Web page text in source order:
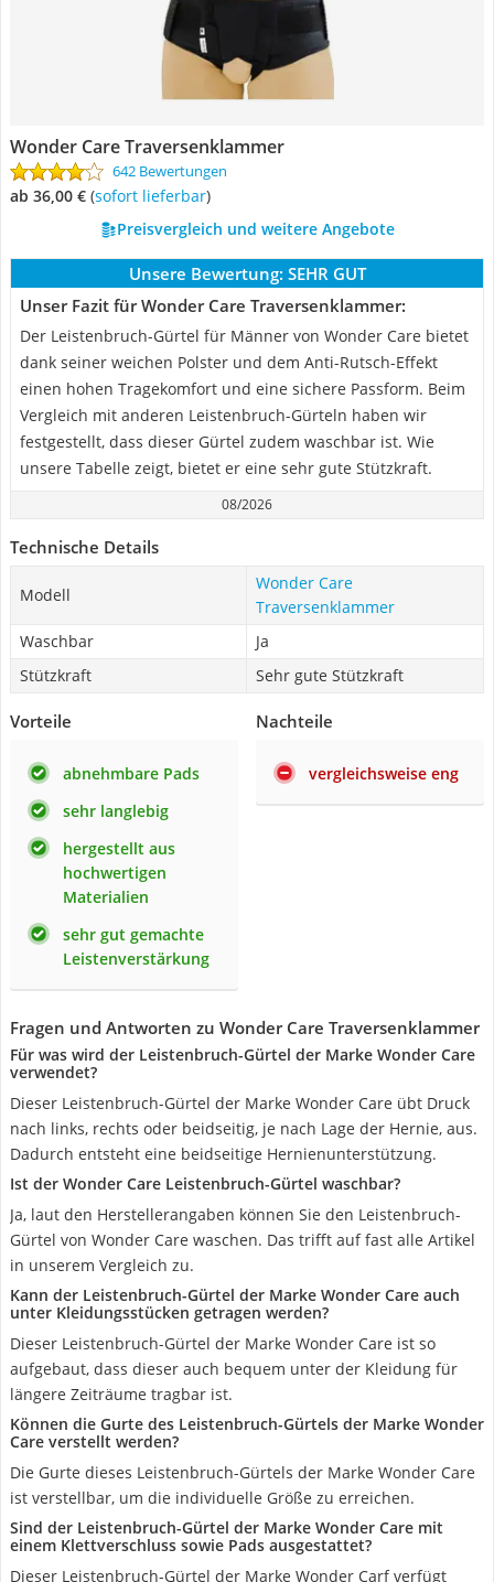
Wonder Care Traversenklammer
642 Bewertungen
ab 36,00 € ( Sofort lieferbar)
Preisvergleich und weitere Angebote
Unsere Bewertung: SEHR GUT
Unser Fazit für Wonder Care Traversenklammer:
Der Leistenbruch-Gürtel für Männer von Wonder Care bietet
dank seiner weichen Polster und dem Anti-Rutsch-Effekt
einen hohen Tragekomfort und eine sichere Passform. Beim
Vergleich mit anderen Leistenbruch-Gürteln haben wir
festgestellt, dass dieser Gürtel zudem waschbar ist. Wie
unsere Tabelle zeigt, bietet er eine sehr gute Stützkraft.
08/2026
Technische Details
Modell
Wonder Care
Traversenklammer
Waschbar
Ja
Stützkraft
Sehr gute Stützkraft
Vorteile
abnehmbare Pads
sehr langlebig
hergestellt aus
hochwertigen
Materialien
sehr gut gemachte
Leistenverstärkung
Nachteile
vergleichsweise eng
Fragen und Antworten zu Wonder Care Traversenklammer
Für was wird der Leistenbruch-Gürtel der Marke Wonder Care
verwendet?
Dieser Leistenbruch-Gürtel der Marke Wonder Care übt Druck
nach links, rechts oder beidseitig, je nach Lage der Hernie, aus.
Dadurch entsteht eine beidseitige Hernienunterstützung.
Ist der Wonder Care Leistenbruch-Gürtel waschbar?
Ja, laut den Herstellerangaben können Sie den Leistenbruch-
Gürtel von Wonder Care waschen. Das trifft auf fast alle Artikel
in unserem Vergleich zu.
Kann der Leistenbruch-Gürtel der Marke Wonder Care auch
unter Kleidungsstücken getragen werden?
Dieser Leistenbruch-Gürtel der Marke Wonder Care ist so
aufgebaut, dass dieser auch bequem unter der Kleidung für
längere Zeiträume tragbar ist.
Können die Gurte des Leistenbruch-Gürtels der Marke Wonder
Care verstellt werden?
Die Gurte dieses Leistenbruch-Gürtels der Marke Wonder Care
ist verstellbar, um die individuelle Größe zu erreichen.
Sind der Leistenbruch-Gürtel der Marke Wonder Care mit
einem Klettverschluss sowie Pads ausgestattet?
Dieser Leistenbruch-Gürtel der Marke Wonder Carf verfügt